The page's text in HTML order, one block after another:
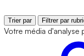
Trier par Filtrer par
Votre média